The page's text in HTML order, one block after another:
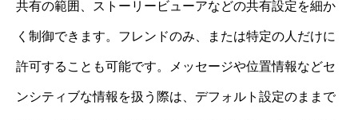
共有の範囲、ストーリービューアなどの共有設定を細か
く制御できます。フレンドのみ、または特定の人だけに
許可することも可能です。メッセージや位置情報などセ
ンシティブな情報を扱う際は、デフォルト設定のままで